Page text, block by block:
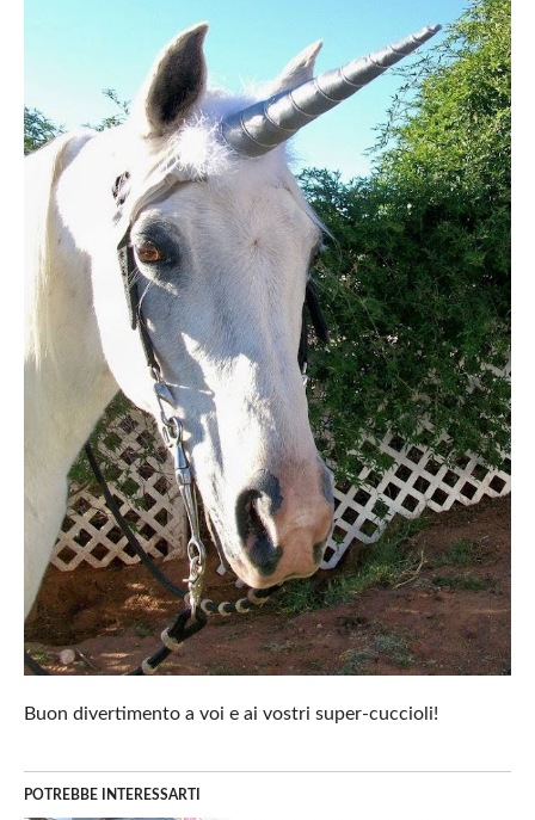
Buon divertimento a voi e ai vostri super-cuccioli!
POTREBBE INTERESSARTI